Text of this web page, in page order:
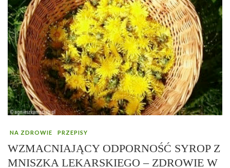
NA ZDROWIE PRZEPISY
WZMACNIAJĄCY ODPORNOŚĆ SYROP Z
MNISZKA LEKARSKIEGO – ZDROWIE W